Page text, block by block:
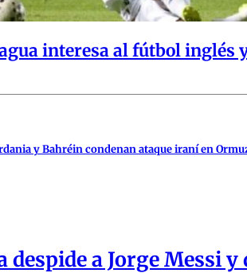
despide a Jorge Messi
interesa al fútbol inglés
y Bahréin condenan ataque iraní en